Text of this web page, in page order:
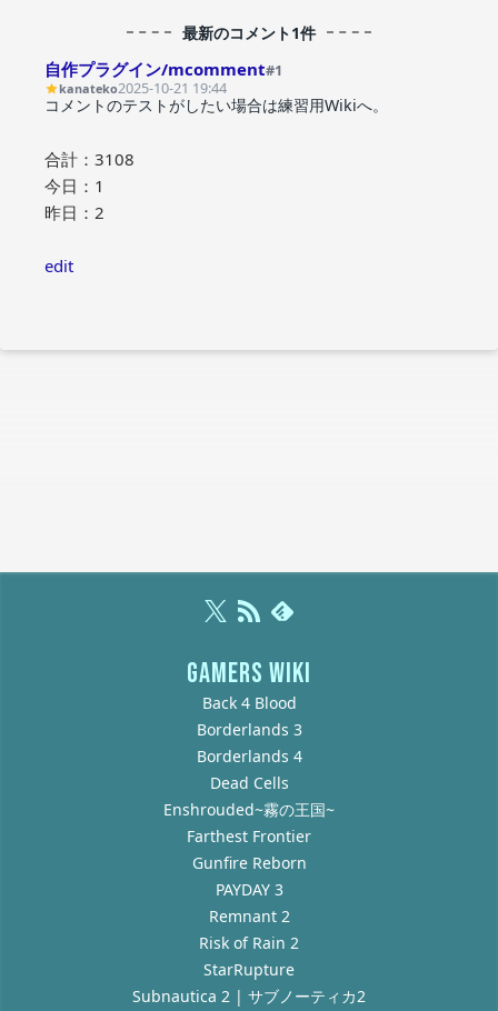
最新のコメント1件
自作プラグイン/mcomment#1
kanateko2025-10-21 19:44
コメントのテストがしたい場合は練習用Wikiへ。
合計：3108
今日：1
昨日：2
edit
GAMERS WIKI
Back 4 Blood
Borderlands 3
Borderlands 4
Dead Cells
Enshrouded~霧の王国~
Farthest Frontier
Gunfire Reborn
PAYDAY 3
Remnant 2
Risk of Rain 2
StarRupture
Subnautica 2 | サブノーティカ2